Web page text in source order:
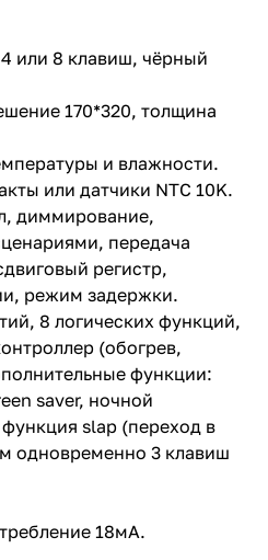
или 8 клавиш, чёрный
170*320, толщина
и влажности.
или датчики NTC 10K.
диммирование,
передача
регистр,
режим задержки.
8 логических функций,
(обогрев,
функции:
saver, ночной
slap (переход в
одновременно 3 клавиш
18мА.